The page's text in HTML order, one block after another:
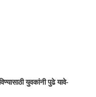
युवकांनी पुढे यावे-